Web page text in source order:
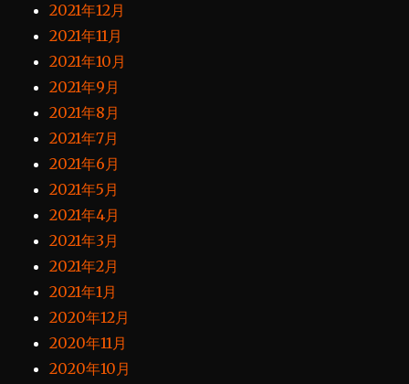
2021年12月
2021年11月
2021年10月
2021年9月
2021年8月
2021年7月
2021年6月
2021年5月
2021年4月
2021年3月
2021年2月
2021年1月
2020年12月
2020年11月
2020年10月